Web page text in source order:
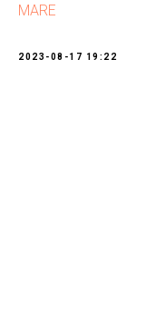
MARE
2023-08-17 19:22